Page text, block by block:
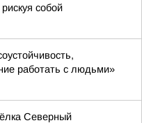
собой
работать с людьми»
Северный